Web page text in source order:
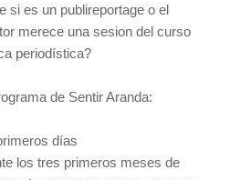
si es un publireportage o el
merece una sesion del curso
periodística?
de Sentir Aranda:
días
los tres primeros meses de